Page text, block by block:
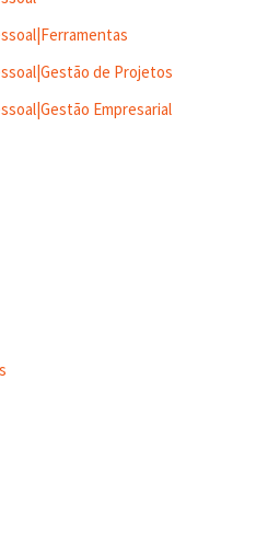
de Projetos
Empresarial